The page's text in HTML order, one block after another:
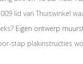
lid van Thuiswinkel
Eigen ontwerp
stap plakinstructies